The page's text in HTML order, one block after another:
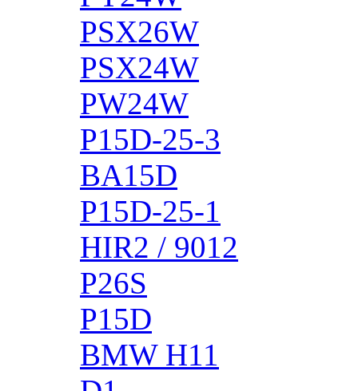
PSX26W
PSX24W
PW24W
P15D-25-3
BA15D
P15D-25-1
HIR2 / 9012
P26S
P15D
BMW H11